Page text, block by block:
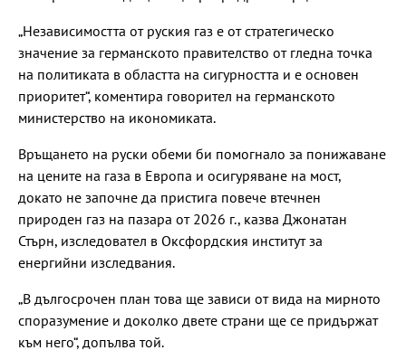
„Независимостта от руския газ е от стратегическо
значение за германското правителство от гледна точка
на политиката в областта на сигурността и е основен
приоритет“, коментира говорител на германското
министерство на икономиката.
Връщането на руски обеми би помогнало за понижаване
на цените на газа в Европа и осигуряване на мост,
докато не започне да пристига повече втечнен
природен газ на пазара от 2026 г., казва Джонатан
Стърн, изследовател в Оксфордския институт за
енергийни изследвания.
„В дългосрочен план това ще зависи от вида на мирното
споразумение и доколко двете страни ще се придържат
към него“, допълва той.